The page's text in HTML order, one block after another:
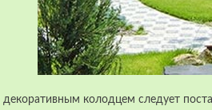
колодцем следует